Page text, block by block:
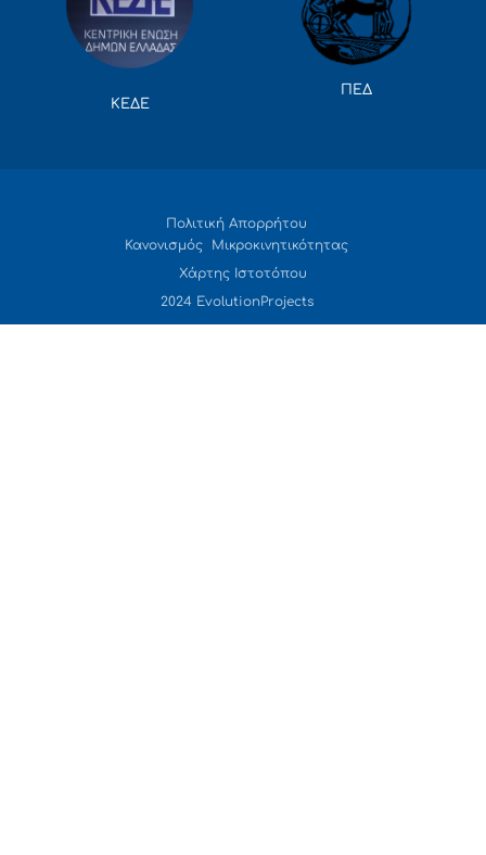
ΚΕΔΕ
ΠΕΔ
Πολιτική Απορρήτου
Κανονισμός Μικροκινητικότητας
Χάρτης Ιστοτόπου
2024 EvolutionProjects